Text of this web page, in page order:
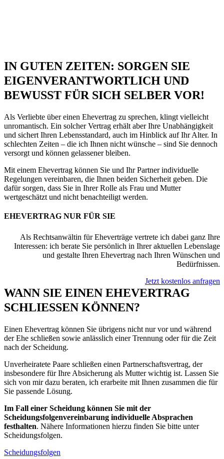
IN GUTEN ZEITEN: SORGEN SIE
EIGENVERANTWORTLICH UND
BEWUSST FÜR SICH SELBER VOR!
Als Verliebte über einen Ehevertrag zu sprechen, klingt vielleicht
unromantisch. Ein solcher Vertrag erhält aber Ihre Unabhängigkeit
und sichert Ihren Lebensstandard, auch im Hinblick auf Ihr Alter. In
schlechten Zeiten – die ich Ihnen nicht wünsche – sind Sie dennoch
versorgt und können gelassener bleiben.
Mit einem Ehevertrag können Sie und Ihr Partner individuelle
Regelungen vereinbaren, die Ihnen beiden Sicherheit geben. Die
dafür sorgen, dass Sie in Ihrer Rolle als Frau und Mutter
wertgeschätzt und nicht benachteiligt werden.
EHEVERTRAG NUR FÜR SIE
Als Rechtsanwältin für Eheverträge vertrete ich dabei ganz Ihre
Interessen: ich berate Sie persönlich in Ihrer aktuellen Lebenslage
und gestalte Ihren Ehevertrag nach Ihren Wünschen und
Bedürfnissen.
Jetzt kostenlos anfragen
WANN SIE EINEN EHEVERTRAG
SCHLIESSEN KÖNNEN?
Einen Ehevertrag können Sie übrigens nicht nur vor und während
der Ehe schließen sowie anlässlich einer Trennung oder für die Zeit
nach der Scheidung.
Unverheiratete Paare schließen einen Partnerschaftsvertrag, der
insbesondere für Ihre Absicherung als Mutter wichtig ist. Lassen Sie
sich von mir dazu beraten, ich erarbeite mit Ihnen zusammen die für
Sie passende Lösung.
Im Fall einer Scheidung können Sie mit der
Scheidungsfolgenvereinbarung individuelle Absprachen
festhalten. Nähere Informationen hierzu finden Sie bitte unter
Scheidungsfolgen.
Scheidungsfolgen